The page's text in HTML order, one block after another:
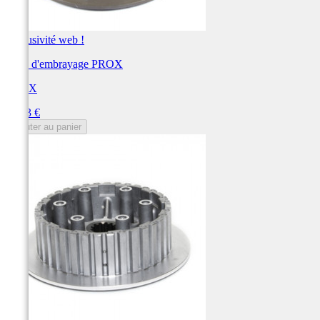
Exclusivité web !
Noix d'embrayage PROX
PROX
98,43 €
Ajouter au panier